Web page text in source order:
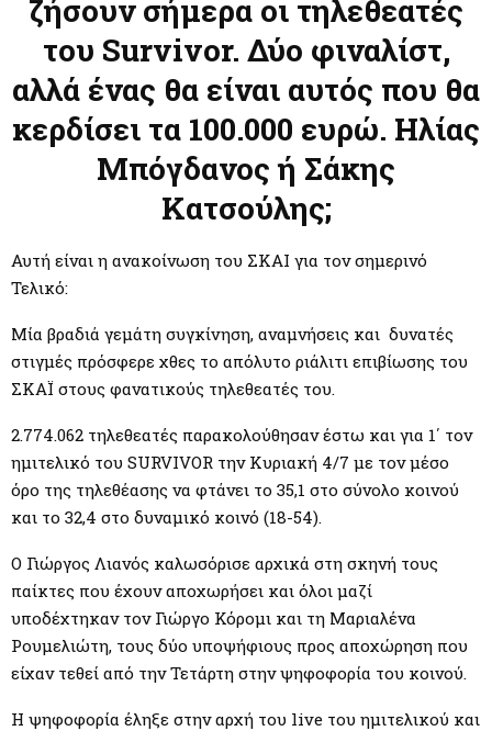
N
ζήσουν σήμερα οι τηλεθεατές
του Survivor. Δύο φιναλίστ,
αλλά ένας θα είναι αυτός που θα
κερδίσει τα 100.000 ευρώ. Ηλίας
Μπόγδανος ή Σάκης
Κατσούλης;
Αυτή είναι η ανακοίνωση του ΣΚΑΙ για τον σημερινό
Τελικό:
Μία βραδιά γεμάτη συγκίνηση, αναμνήσεις και δυνατές
στιγμές πρόσφερε χθες το απόλυτο ριάλιτι επιβίωσης του
ΣΚΑΪ στους φανατικούς τηλεθεατές του.
2.774.062 τηλεθεατές παρακολούθησαν έστω και για 1΄ τον
ημιτελικό του SURVIVOR την Κυριακή 4/7 με τον μέσο
όρο της τηλεθέασης να φτάνει το 35,1 στο σύνολο κοινού
και το 32,4 στο δυναμικό κοινό (18-54).
Ο Γιώργος Λιανός καλωσόρισε αρχικά στη σκηνή τους
παίκτες που έχουν αποχωρήσει και όλοι μαζί
υποδέχτηκαν τον Γιώργο Κόρομι και τη Μαριαλένα
Ρουμελιώτη, τους δύο υποψήφιους προς αποχώρηση που
είχαν τεθεί από την Τετάρτη στην ψηφοφορία του κοινού.
Η ψηφοφορία έληξε στην αρχή του live του ημιτελικού και